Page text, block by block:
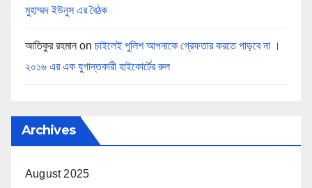
মুহাম্মদ ইউনুস এর বৈঠক
আতিকুর রহমান on চাইলেই পুলিশ আপনাকে গ্রেফতার করতে পাড়বে না ।
২০১৬ এর এক যুগান্তকারী হাইকোর্টের রুল
Archives
August 2025